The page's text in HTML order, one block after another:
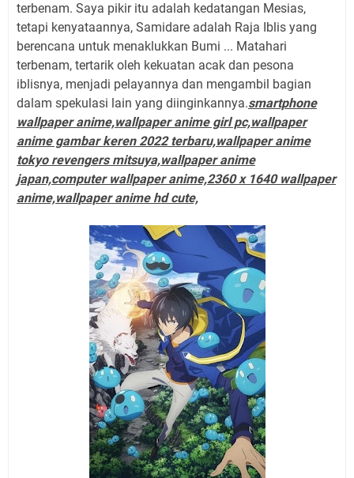
terbenam. Saya pikir itu adalah kedatangan Mesias,
tetapi kenyataannya, Samidare adalah Raja Iblis yang
berencana untuk menaklukkan Bumi ... Matahari
terbenam, tertarik oleh kekuatan acak dan pesona
iblisnya, menjadi pelayannya dan mengambil bagian
dalam spekulasi lain yang diinginkannya.smartphone
wallpaper anime,wallpaper anime girl pc,wallpaper
anime gambar keren 2022 terbaru,wallpaper anime
tokyo revengers mitsuya,wallpaper anime
japan,computer wallpaper anime,2360 x 1640 wallpaper
anime,wallpaper anime hd cute,